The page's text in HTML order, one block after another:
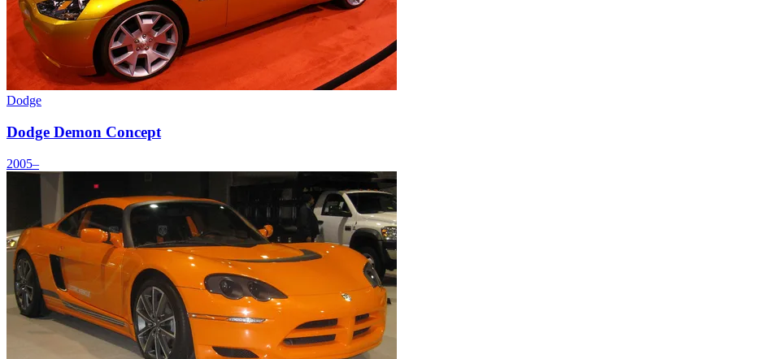
Dodge
Dodge Demon Concept
2005–